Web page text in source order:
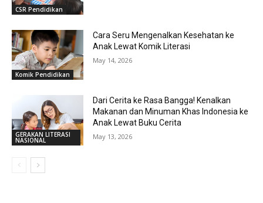
CSR Pendidikan
Komik Pendidikan
Cara Seru Mengenalkan Kesehatan ke
Anak Lewat Komik Literasi
May 14, 2026
GERAKAN LITERASI
NASIONAL
Dari Cerita ke Rasa Bangga! Kenalkan
Makanan dan Minuman Khas Indonesia ke
Anak Lewat Buku Cerita
May 13, 2026